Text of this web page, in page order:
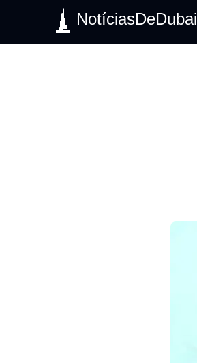
NotíciasDeDubai